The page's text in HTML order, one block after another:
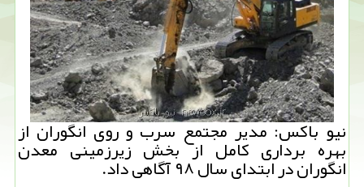
نیو باكس: مدیر مجتمع سرب و روی انگوران از
بهره برداری كامل از بخش زیرزمینی معدن
انگوران در ابتدای سال ۹۸ آگاهی داد.